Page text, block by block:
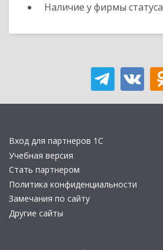
Наличие у фирмы статуса
Вход для партнеров 1С
Учебная версия
Стать партнером
Политика конфиденциальности
Замечания по сайту
Другие сайты